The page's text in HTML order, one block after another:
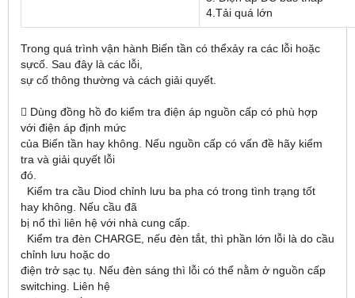
4.Tải quá lớn
Trong quá trình vận hành Biến tần có thểxảy ra các lỗi hoặc
sựcố. Sau đây là các lỗi,
sự cố thông thường và cách giải quyết.
 Dùng đồng hồ đo kiểm tra điện áp nguồn cấp có phù hợp
với điện áp định mức
của Biến tần hay không. Nếu nguồn cấp có vấn đề hãy kiểm
tra và giải quyết lỗi
đó.
Kiểm tra cầu Diod chỉnh lưu ba pha có trong tình trạng tốt
hay không. Nếu cầu đã
bị nổ thì liên hệ với nhà cung cấp.
Kiểm tra đèn CHARGE, nếu đèn tắt, thì phần lớn lỗi là do cầu
chỉnh lưu hoặc do
điện trở sạc tụ. Nếu đèn sáng thì lỗi có thể nằm ở nguồn cấp
switching. Liên hệ